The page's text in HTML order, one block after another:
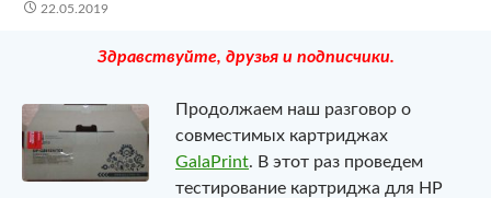
22.05.2019
Здравствуйте, друзья и подписчики.
Продолжаем наш разговор о
совместимых картриджах
GalaPrint. В этот раз проведем
тестирование картриджа для HP